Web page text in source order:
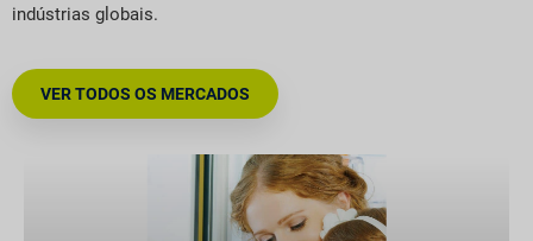
indústrias globais.
VER TODOS OS MERCADOS